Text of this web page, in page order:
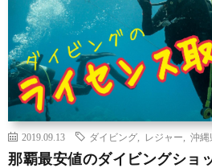
2019.09.13 ダイビング レジャー 沖縄
那覇最安値のダイビングショ